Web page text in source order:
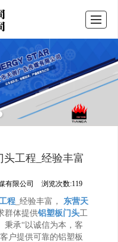
工程案例 新闻动态
工程_经验丰富
有限公司 浏览次数:119
程 _经验丰富，东营天
群体提供铝塑板门头工
秉承“以诚信为本，客
户提供可靠的铝塑板